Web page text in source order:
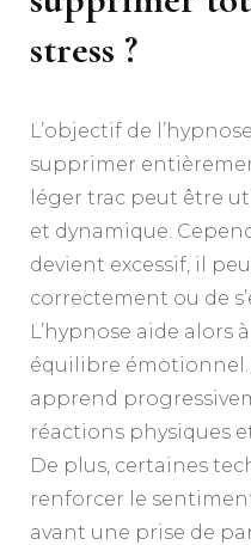
stress ?
L’objectif de
supprimer
léger trac peut être
et dynamique.
devient excessif, il
correctement ou de
L’hypnose aide alors
équilibre émotionnel.
apprend
réactions physiques
De plus, certaines
renforcer le
avant une prise de